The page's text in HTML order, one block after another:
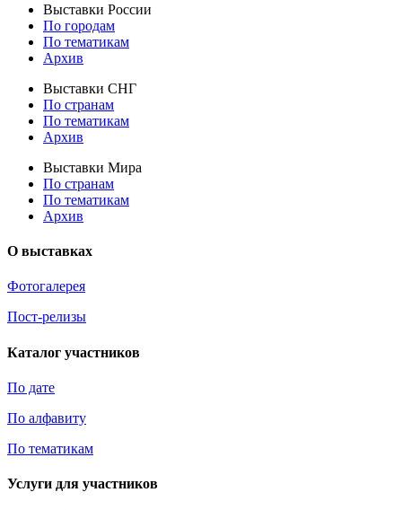
Выставки России
По городам
По тематикам
Архив
Выставки СНГ
По странам
По тематикам
Архив
Выставки Мира
По странам
По тематикам
Архив
О выставках
Фотогалерея
Пост-релизы
Каталог участников
По дате
По алфавиту
По тематикам
Услуги для участников